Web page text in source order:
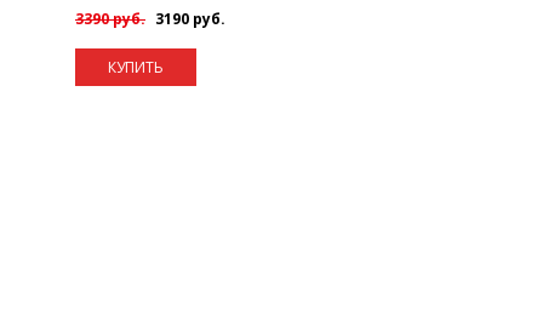
3390 руб. 3190 руб.
КУПИТЬ